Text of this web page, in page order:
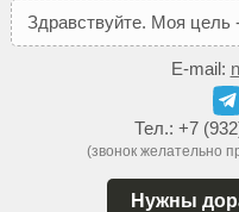
Здравствуйте. Моя цель
E-mail:
Тел.: +7
(звонок желательно
Нужны